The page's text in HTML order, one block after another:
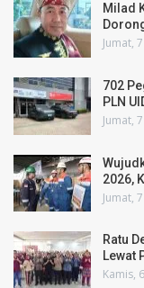
Milad
Jumat,
702
PLN
Jumat,
2026,
Jumat,
Ratu
Lewat
Kamis,